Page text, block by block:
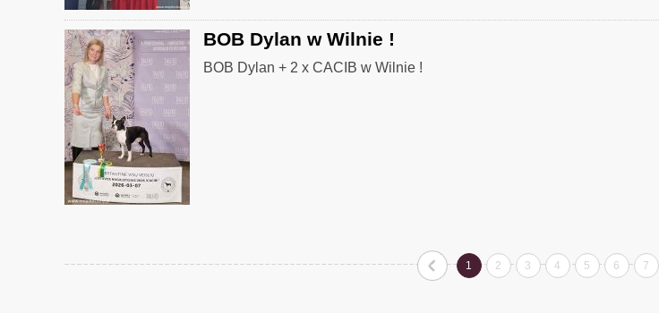
BOB Dylan w Wilnie !
BOB Dylan + 2 x CACIB w Wilnie !
«
poprzednia
1 2 3 4 5 6 7